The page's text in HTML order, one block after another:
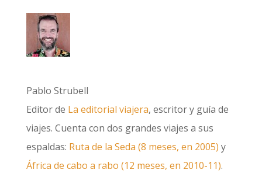
Pablo Strubell
Editor de La editorial viajera, escritor y guía de
viajes. Cuenta con dos grandes viajes a sus
espaldas: Ruta de la Seda (8 meses, en 2005) y
África de cabo a rabo (12 meses, en 2010-11).